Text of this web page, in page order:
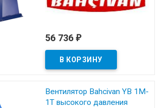
56 736 ₽
Вентилятор Bahcivan YB 1M-
1T высокого давления